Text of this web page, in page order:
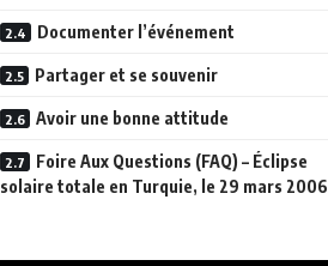
Documenter l’événement
Partager et se souvenir
Avoir une bonne attitude
Foire Aux Questions (FAQ) – Éclipse
solaire totale en Turquie, le 29 mars 2006